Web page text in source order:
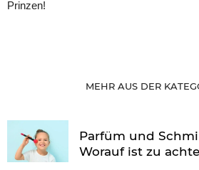
Prinzen!
MEHR AUS DER
Parfüm und
Worauf ist zu